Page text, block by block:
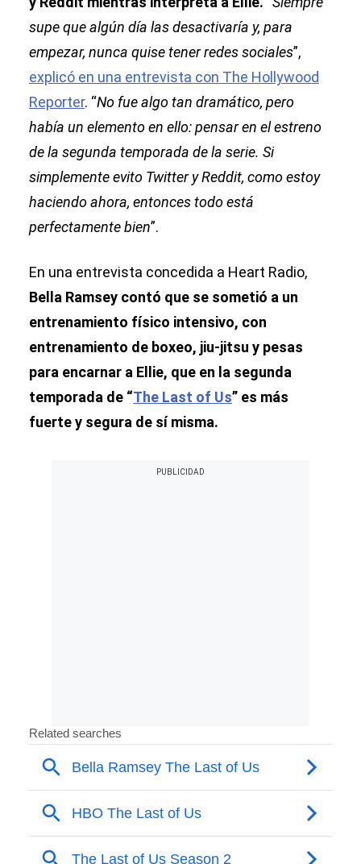
supe que algún día las desactivaría y, para
empezar, nunca quise tener redes sociales”,
explicó en una entrevista con The Hollywood
Reporter. “No fue algo tan dramático, pero
había un elemento en ello: pensar en el estreno
de la segunda temporada de la serie. Si
simplemente evito Twitter y Reddit, como estoy
haciendo ahora, entonces todo está
perfectamente bien”.
En una entrevista concedida a Heart Radio,
Bella Ramsey contó que se sometió a un
entrenamiento físico intensivo, con
entrenamiento de boxeo, jiu-jitsu y pesas
para encarnar a Ellie, que en la segunda
temporada de “The Last of Us” es más
fuerte y segura de sí misma.